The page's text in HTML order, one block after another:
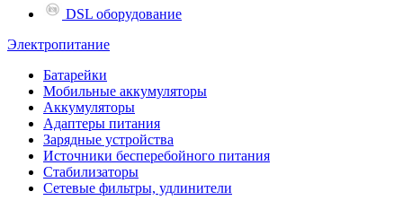
DSL оборудование
Электропитание
Батарейки
Мобильные аккумуляторы
Аккумуляторы
Адаптеры питания
Зарядные устройства
Источники бесперебойного питания
Стабилизаторы
Сетевые фильтры, удлинители